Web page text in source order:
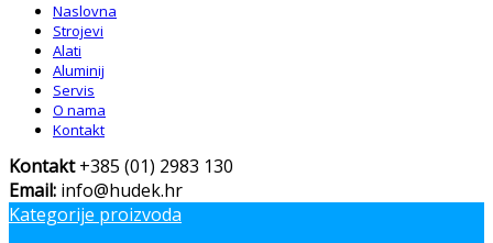
Naslovna
Strojevi
Alati
Aluminij
Servis
O nama
Kontakt
Kontakt+385 (01) 2983 130
Email: info@hudek.hr
Kategorije proizvoda